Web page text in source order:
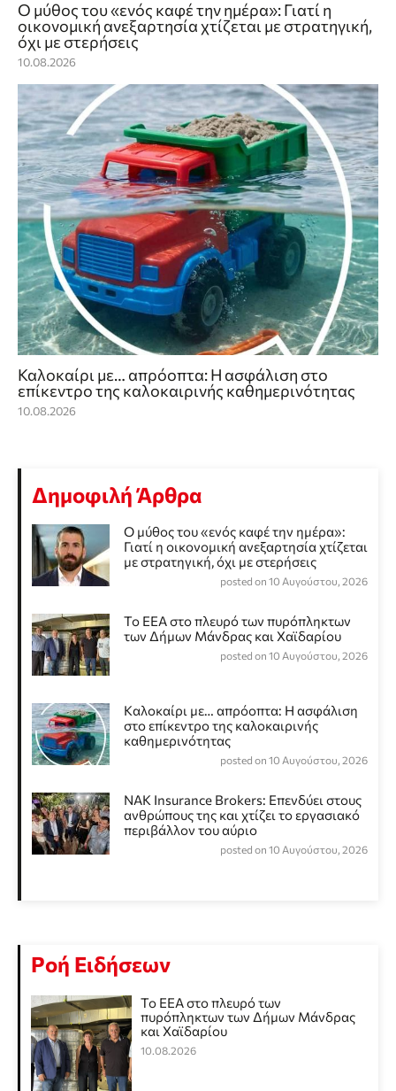
Ο μύθος του «ενός καφέ την ημέρα»: Γιατί η
οικονομική ανεξαρτησία χτίζεται με στρατηγική,
όχι με στερήσεις
10.08.2026
Καλοκαίρι με… απρόοπτα: Η ασφάλιση στο
επίκεντρο της καλοκαιρινής καθημερινότητας
10.08.2026
Δημοφιλή Άρθρα
Ο μύθος του «ενός καφέ την ημέρα»:
Γιατί η οικονομική ανεξαρτησία χτίζεται
με στρατηγική, όχι με στερήσεις
posted on 10 Αυγούστου, 2026
Το ΕΕΑ στο πλευρό των πυρόπληκτων
των Δήμων Μάνδρας και Χαϊδαρίου
posted on 10 Αυγούστου, 2026
Καλοκαίρι με… απρόοπτα: Η ασφάλιση
στο επίκεντρο της καλοκαιρινής
καθημερινότητας
posted on 10 Αυγούστου, 2026
NAK Insurance Brokers: Επενδύει στους
ανθρώπους της και χτίζει το εργασιακό
περιβάλλον του αύριο
posted on 10 Αυγούστου, 2026
Ροή Ειδήσεων
Το ΕΕΑ στο πλευρό των
πυρόπληκτων των Δήμων Μάνδρας
και Χαϊδαρίου
10.08.2026